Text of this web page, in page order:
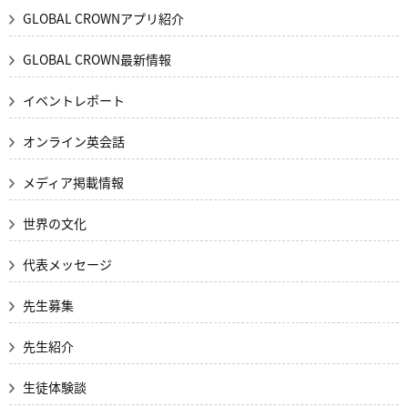
GLOBAL CROWNアプリ紹介
GLOBAL CROWN最新情報
イベントレポート
オンライン英会話
メディア掲載情報
世界の文化
代表メッセージ
先生募集
先生紹介
生徒体験談